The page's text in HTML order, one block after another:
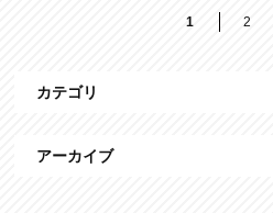
1 2
カテゴリ
アーカイブ